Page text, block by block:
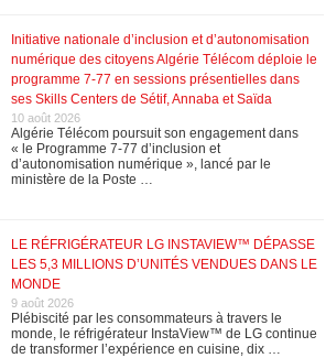
Initiative nationale d’inclusion et d’autonomisation
numérique des citoyens Algérie Télécom déploie le
programme 7-77 en sessions présentielles dans
ses Skills Centers de Sétif, Annaba et Saïda
10 août 2026
Algérie Télécom poursuit son engagement dans
« le Programme 7-77 d’inclusion et
d’autonomisation numérique », lancé par le
ministère de la Poste …
LE RÉFRIGÉRATEUR LG INSTAVIEW™ DÉPASSE
LES 5,3 MILLIONS D’UNITÉS VENDUES DANS LE
MONDE
9 août 2026
Plébiscité par les consommateurs à travers le
monde, le réfrigérateur InstaView™ de LG continue
de transformer l’expérience en cuisine, dix …